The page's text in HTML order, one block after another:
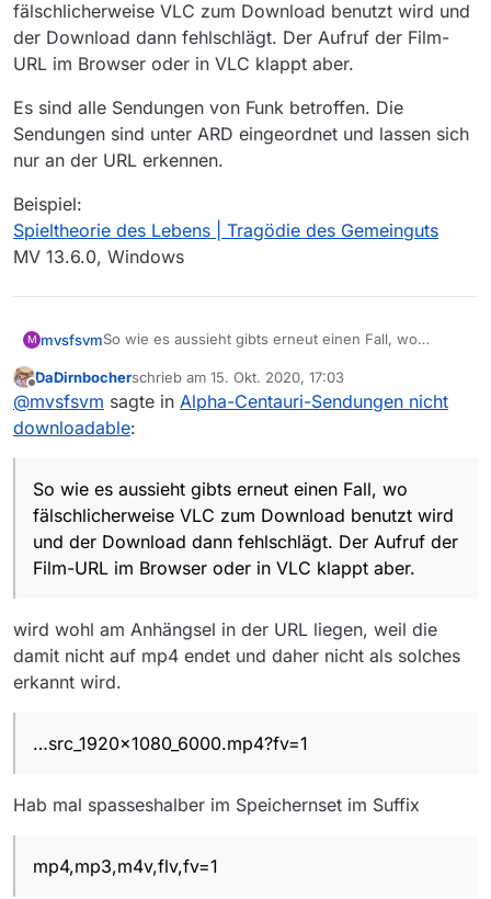
fälschlicherweise VLC zum Download benutzt wird und
der Download dann fehlschlägt. Der Aufruf der Film-
URL im Browser oder in VLC klappt aber.
Es sind alle Sendungen von Funk betroffen. Die
Sendungen sind unter ARD eingeordnet und lassen sich
nur an der URL erkennen.
Beispiel:
Spieltheorie des Lebens | Tragödie des Gemeinguts
MV 13.6.0, Windows
M mvsfsvmSo wie es aussieht gibts erneut einen Fall, wo
und der Download dann fehlschlägt. Der Aufruf der
Film-URL im Browser oder in VLC klappt aber.
Es sind alle Sendungen von Funk betroffen. Die
Sendungen sind unter ARD eingeordnet und lassen
sich nur an der URL erkennen.
Beispiel:
Offline
DaDirnbocherschrieb am 15. Okt. 2020, 17:03
zuletzt editiert von
@mvsfsvm sagte in Alpha-Centauri-Sendungen nicht
downloadable:
So wie es aussieht gibts erneut einen Fall, wo
fälschlicherweise VLC zum Download benutzt wird
und der Download dann fehlschlägt. Der Aufruf der
Film-URL im Browser oder in VLC klappt aber.
wird wohl am Anhängsel in der URL liegen, weil die
damit nicht auf mp4 endet und daher nicht als solches
erkannt wird.
…src_1920x1080_6000.mp4?fv=1
Hab mal spasseshalber im Speichernset im Suffix
mp4,mp3,m4v,flv,fv=1